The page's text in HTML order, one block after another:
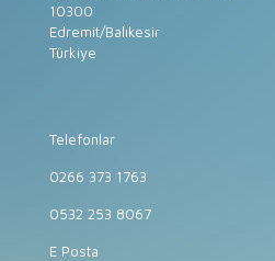
10300
Edremit/Balıkesir
Türkiye
Telefonlar
0266 373 1763
0532 253 8067
E Posta